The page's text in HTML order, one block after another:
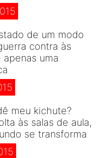
de um modo
contra às
apenas uma
meu kichute?
às salas de aula,
se transforma